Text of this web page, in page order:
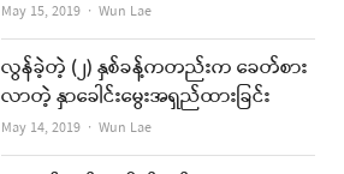
May 15, 2019 Author
Wun Lae
လွန်ခဲ့တဲ့ (၂) နှစ်ခန့်ကတည်းက ခေတ်စား
လာတဲ့ နှာခေါင်းမွေးအရှည်ထားခြင်း
May 14, 2019 Author
Wun Lae